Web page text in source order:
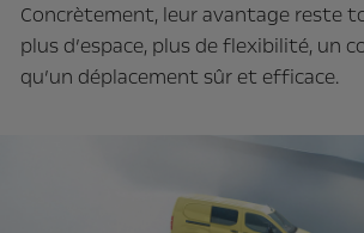
Concrètement, leur avantage reste
plus d’espace, plus de flexibilité, un
qu’un déplacement sûr et efficace.